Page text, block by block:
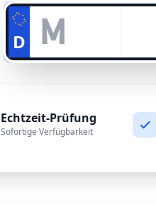
D
Echtzeit-Prüfung
Sofortige Verfügbarkeit